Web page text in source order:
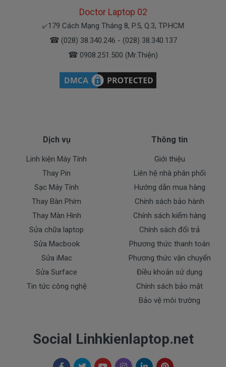
nếu sản phẩm pin có bất cứ trục trặc nào (dung
lượng pin sụt giảm quá nhiều, độ chai pin quá 70%)
chúng tôi xin được đổi pin mới 100% cho khách
hàng trong 12 tháng.
xả pin đều được đổi mới hết nhé.
- Pin có dấu hiệu rách tem.
- Pin không có tem của Doctor
- Pin bị ngập nước.
- Pin bị cháy và Pin bị phù.
Cam kết cho Pin laptopHP Pavilion
14-AM065Tu
+ Chúng tôi luôn đặt chất lượng các sản phẩm pin
lên hàng đầu.
+ Không bán pin chất lượng kém gây ảnh hưởng tới
máy trong quá trình sử dụng.
+ Bảo hành pin nhanh, nghiêm túc.
HP Pavilion 14-
+ Giao pin và lắp đặt pin tận nhà trong nội thành
+ Hỗ trợ 50% chi phí vận chuyển đối với khách hàng
Doctor Laptop 02
✔️179 Cách Mạng Tháng 8, P.5, Q.3, TP.HCM
☎ (028) 38.340.246 - (028) 38.340.137
☎ 0908.251.500 (Mr.Thiện)
Dịch vụ
Linh kiện Máy Tính
Thay Pin
Sạc Máy Tính
Thay Bàn Phím
Thay Màn Hình
Sửa chữa laptop
Sửa Macbook
Sửa iMac
Sửa Surface
Tin tức công nghệ
Thông tin
Giới thiệu
Liên hệ nhà phân phối
Hướng dẫn mua hàng
Chính sách bảo hành
Chính sách kiểm hàng
Chính sách đổi trả
Phương thức thanh toán
Phương thức vận chuyển
Điều khoản sử dụng
Chính sách bảo mật
Bảo vệ môi trường
Social Linhkienlaptop.net